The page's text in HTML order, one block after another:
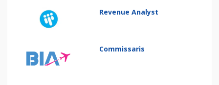
Revenue Analyst
Commissaris